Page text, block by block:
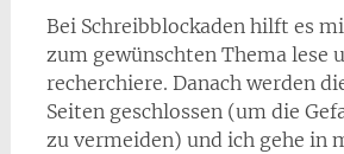
Bei Schreibblockaden hilft es
zum gewünschten Thema lese
recherchiere. Danach werden
Seiten geschlossen (um die
zu vermeiden) und ich gehe in